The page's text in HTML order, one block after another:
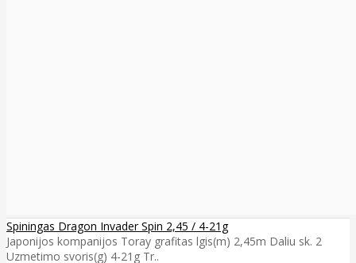
Spiningas Dragon Invader Spin 2,45 / 4-21g
Japonijos kompanijos Toray grafitas lgis(m) 2,45m Daliu sk. 2
Uzmetimo svoris(g) 4-21g Tr..